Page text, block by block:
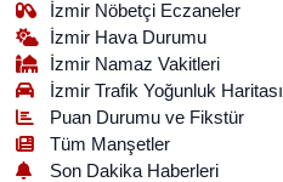
İzmir Nöbetçi Eczaneler
İzmir Hava Durumu
İzmir Namaz Vakitleri
İzmir Trafik Yoğunluk Haritası
Puan Durumu ve Fikstür
Tüm Manşetler
Son Dakika Haberleri